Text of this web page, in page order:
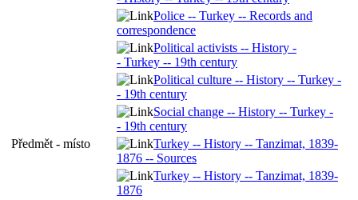
Police -- Turkey -- Records and
correspondence
Political activists -- History -
- Turkey -- 19th century
Political culture -- History -- Turkey -
- 19th century
Social change -- History -- Turkey -
- 19th century
Předmět - místo
Turkey -- History -- Tanzimat, 1839-
1876 -- Sources
Turkey -- History -- Tanzimat, 1839-
1876